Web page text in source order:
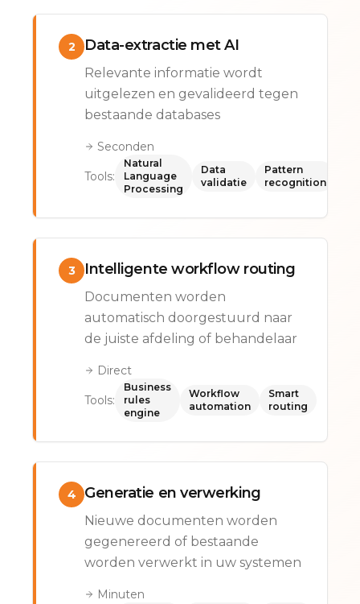
2 Data-extractie met AI
Relevante informatie wordt
uitgelezen en gevalideerd tegen
bestaande databases
Seconden
Tools:
Natural
Language
Processing
Data
validatie
Pattern
recognition
3 Intelligente workflow routing
Documenten worden
automatisch doorgestuurd naar
de juiste afdeling of behandelaar
Direct
Tools:
Business
rules
engine
Workflow
automation
Smart
routing
4 Generatie en verwerking
Nieuwe documenten worden
gegenereerd of bestaande
worden verwerkt in uw systemen
Minuten